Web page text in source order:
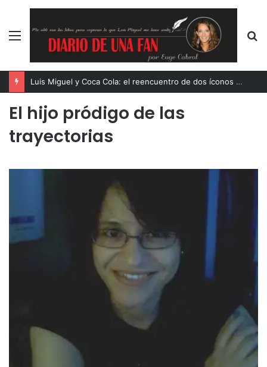
Menú
Luis Miguel y Coca Cola: el reencuentro de dos íconos eternos
El hijo pródigo de las
trayectorias